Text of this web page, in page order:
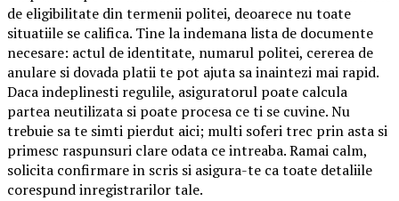
de eligibilitate din termenii politei, deoarece nu toate
situatiile se califica. Tine la indemana lista de documente
necesare: actul de identitate, numarul politei, cererea de
anulare si dovada platii te pot ajuta sa inaintezi mai rapid.
Daca indeplinesti regulile, asiguratorul poate calcula
partea neutilizata si poate procesa ce ti se cuvine. Nu
trebuie sa te simti pierdut aici; multi soferi trec prin asta si
primesc raspunsuri clare odata ce intreaba. Ramai calm,
solicita confirmare in scris si asigura-te ca toate detaliile
corespund inregistrarilor tale.